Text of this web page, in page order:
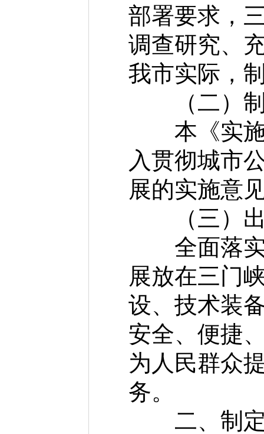
部署要求，
调查研究、
我市实际，
（二）制
本《实施
入贯彻城市
展的实施意
（三）出
全面落实
展放在三门
设、技术装
安全、便捷
为人民群众
务。
二、制定